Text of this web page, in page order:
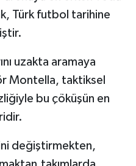
Türk futbol tarihine
uzakta aramaya
Montella, taktiksel
bu çöküşün en
değiştirmekten,